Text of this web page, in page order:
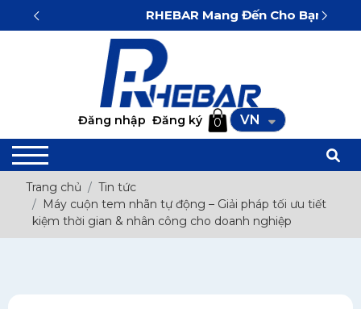
RHEBAR Mang Đến Cho Bạn Sự Tin Cậy
Đăng nhập Đăng ký 0 VN
Trang chủ
Tin tức
Máy cuộn tem nhãn tự động – Giải pháp tối ưu tiết
kiệm thời gian & nhân công cho doanh nghiệp